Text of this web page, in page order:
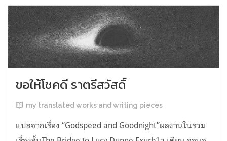
ขอให้โชคดี ราตรีสวัสดิ์
my translated works and writing pieces
แปลจากเรื่อง “Godspeed and Goodnight”ผลงานในรวม